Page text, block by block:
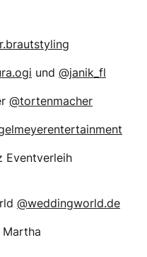
und @janik_fl
@tortenmacher
Eventverleih
@weddingworld.de
Martha